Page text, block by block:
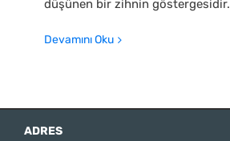
düşünen bir zihnin göstergesidir.
Devamını Oku
ADRES